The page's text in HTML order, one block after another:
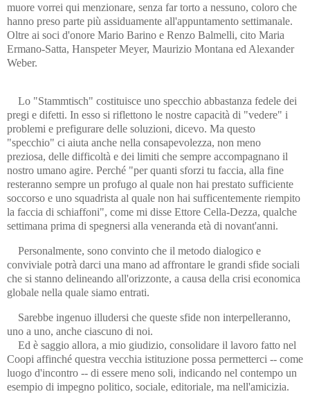
muore vorrei qui menzionare, senza far torto a nessuno, coloro che
hanno preso parte più assiduamente all'appuntamento settimanale.
Oltre ai soci d'onore Mario Barino e Renzo Balmelli, cito Maria
Ermano-Satta, Hanspeter Meyer, Maurizio Montana ed Alexander
Weber.
Lo "Stammtisch" costituisce uno specchio abbastanza fedele dei
pregi e difetti. In esso si riflettono le nostre capacità di "vedere" i
problemi e prefigurare delle soluzioni, dicevo. Ma questo
"specchio" ci aiuta anche nella consapevolezza, non meno
preziosa, delle difficoltà e dei limiti che sempre accompagnano il
nostro umano agire. Perché "per quanti sforzi tu faccia, alla fine
resteranno sempre un profugo al quale non hai prestato sufficiente
soccorso e uno squadrista al quale non hai sufficentemente riempito
la faccia di schiaffoni", come mi disse Ettore Cella-Dezza, qualche
settimana prima di spegnersi alla veneranda età di novant'anni.
Personalmente, sono convinto che il metodo dialogico e
conviviale potrà darci una mano ad affrontare le grandi sfide sociali
che si stanno delineando all'orizzonte, a causa della crisi economica
globale nella quale siamo entrati.
Sarebbe ingenuo illudersi che queste sfide non interpelleranno,
uno a uno, anche ciascuno di noi.
Ed è saggio allora, a mio giudizio, consolidare il lavoro fatto nel
Coopi affinché questra vecchia istituzione possa permetterci -- come
luogo d'incontro -- di essere meno soli, indicando nel contempo un
esempio di impegno politico, sociale, editoriale, ma nell'amicizia.